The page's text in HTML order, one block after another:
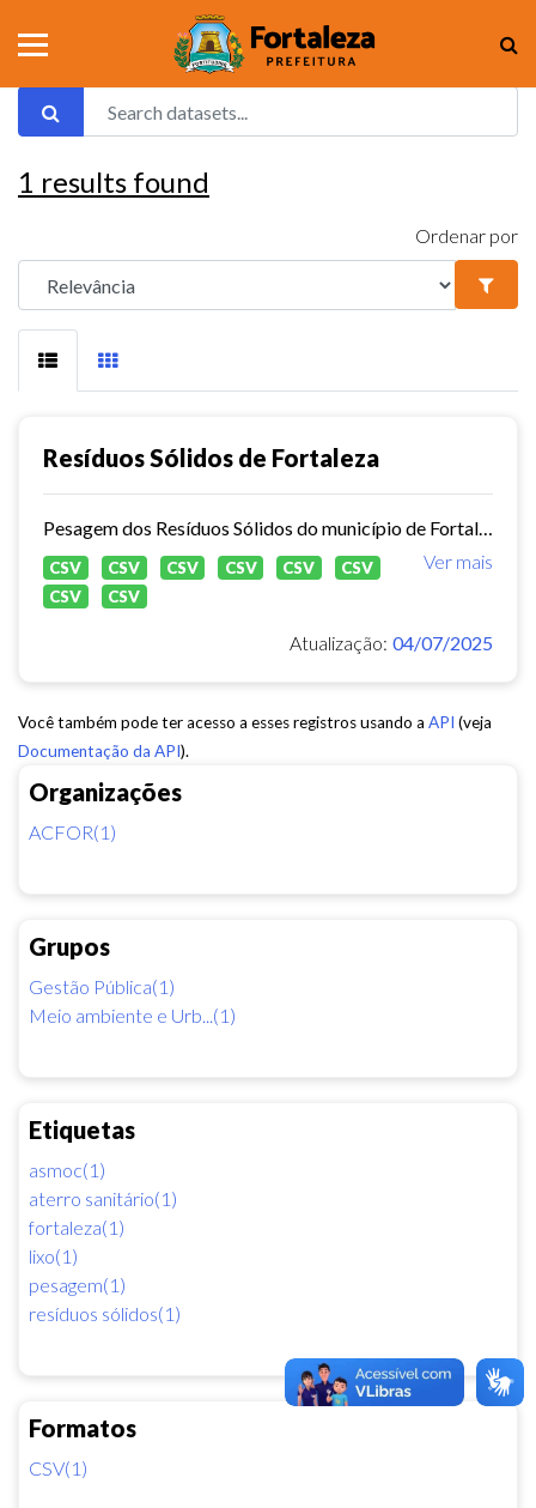
Organizações
ACFOR(1)
Grupos
Gestão Pública(1)
Meio ambiente e Urb...(1)
Etiquetas
asmoc(1)
aterro sanitário(1)
fortaleza(1)
lixo(1)
pesagem(1)
resíduos sólidos(1)
Formatos
CSV(1)
1 results found
Ordenar por
Resíduos Sólidos de Fortaleza
Ver mais
CSV CSV CSV CSV CSV
CSV
CSV
CSV
Atualização: 04/07/2025
Você também pode ter acesso a esses registros usando a API (veja
Documentação da API).